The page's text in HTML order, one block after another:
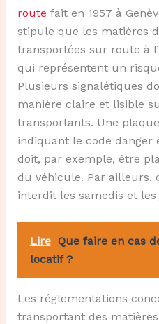
route fait en 1957 à
stipule que les matières
transportées sur route à
qui représentent un
Plusieurs signalétiques
manière claire et lisible
transportants. Une
indiquant le code danger
doit, par exemple, être
du véhicule. Par ailleurs,
interdit les samedis et
Lire Que faire en cas
locatif ?
Les réglementations
transportant des